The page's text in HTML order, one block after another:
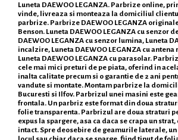
Luneta DAEWOO LEGANZA. Parbrize online,
vinde, livreaza si monteaza la domiciliul
parbrize. Parbrize DAEWOO LEGANZA
Benson. Luneta DAEWOO LEGANZA cu senzor
DAEWOO LEGANZA cu senzor lumina, Luneta
incalzire, Luneta DAEWOO LEGANZA cu
Luneta DAEWOO LEGANZA cu parasolar.
cele mai mici preturi de pe piata, oferind in
inalta calitate precum si o garantie de 2 ani
vandute si montate. Montam parbrize la
Bucuresti si Ilfov. Parbrizul unei masini este
frontala. Un parbriz este format din doua
folie transparenta. Parbrizul are doua straturi
expus la spargere, asa ca daca se crapa un
intact. Spre deosebire de geamurile laterale,